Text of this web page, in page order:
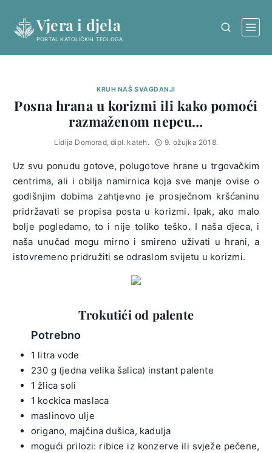
content
Vjera i djela
PORTAL KATOLIČKIH TEOLOGA
KRUH NAŠ SVAGDANJI
Posna hrana u korizmi ili kako pomoći
razmaženom nepcu…
Lidija Domorad, dipl. kateh. 9. ožujka 2018.
Uz svu ponudu gotove, polugotove hrane u trgovačkim
centrima, ali i obilja namirnica koja sve manje ovise o
godišnjim dobima zahtjevno je prosječnom kršćaninu
pridržavati se propisa posta u korizmi. Ipak, ako malo
bolje pogledamo, to i nije toliko teško. I naša djeca, i
naša unučad mogu mirno i smireno uživati u hrani, a
istovremeno pridružiti se odraslom svijetu u korizmi.
Trokutići od palente
Potrebno
1 litra vode
230 g (jedna velika šalica) instant palente
1 žlica soli
1 kockica maslaca
maslinovo ulje
origano, majčina dušica, kadulja
mogući prilozi: ribice iz konzerve ili svježe pečene,